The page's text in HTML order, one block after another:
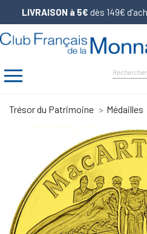
LIVRAISON à 5€ dès 149€
Trésor du Patrimoine Médailles